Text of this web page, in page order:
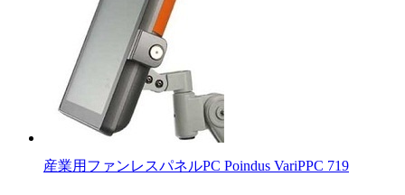
産業用ファンレスパネルPC Poindus VariPPC 719